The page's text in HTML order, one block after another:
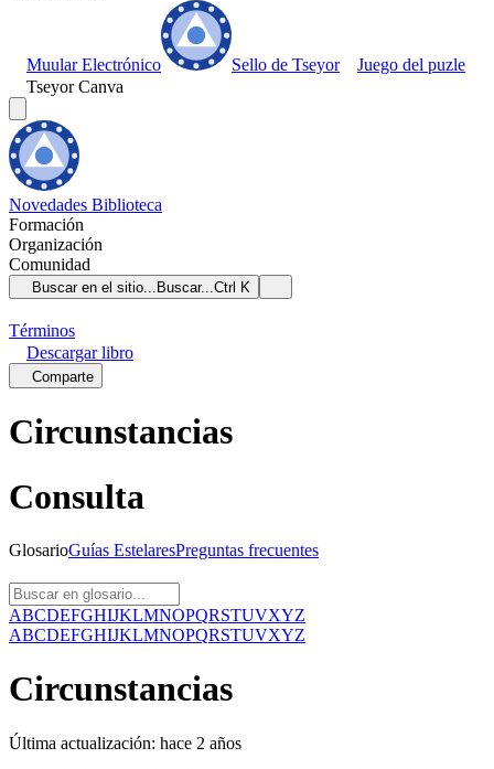
Muular Electrónico Sello de Tseyor
Juego del puzle
Tseyor Canva
Novedades Biblioteca
Formación
Organización
Comunidad
Buscar en el sitio... Buscar...Ctrl K
Términos
Descargarlibro
Comparte
Circunstancias
Consulta
GlosarioGuías EstelaresPreguntas frecuentes
ABCDEFGHIJKLMNOPQRSTUVXYZ
ABCDEFGHIJKLMNOPQRSTUVXYZ
Circunstancias
Última actualización: hace 2 años